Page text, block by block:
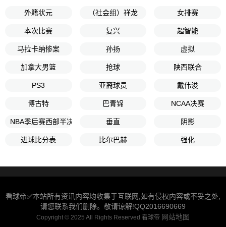
外籍状元 （社会组）祥龙 女排赛
本次比赛 复兴 超智能
马拉卡纳惨案 孙扬 虚拟
加拿大男篮 抢球 陕西联合
PS3 亚裔球员 戴伟浚
博古特 巴青锦 NCAA决赛
NBA季后赛西部半决赛G5 垂直 阴影
进球比分表 比尔巴赫 强化
看球帝✅本站所有资讯内容均收集于互联网,如有侵权内容或不妥之处,
请您联系我们删除。敬请谅解!QQ2016690669
Copyright © 2025 All Rights Reserved 看球帝 网站地图